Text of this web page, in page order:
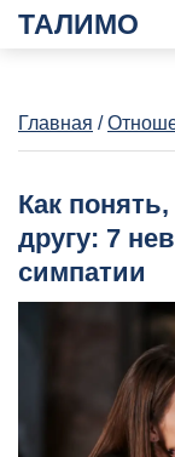
ТАЛИМО
Главная /
Как
другу: 7
симпатии